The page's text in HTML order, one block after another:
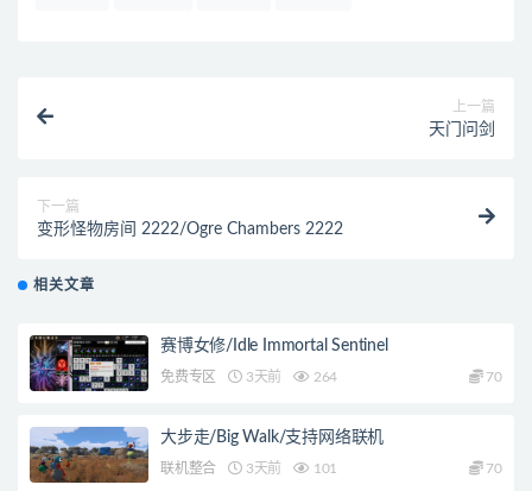
上一篇
天门问剑
下一篇
变形怪物房间 2222/Ogre Chambers 2222
相关文章
赛博女修/Idle Immortal Sentinel
免费专区 3天前 264 70
大步走/Big Walk/支持网络联机
联机整合 3天前 101 70